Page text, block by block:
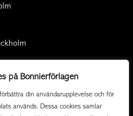
på Bonnierförlagen
din användarupplevelse och för
används. Dessa cookies samlar